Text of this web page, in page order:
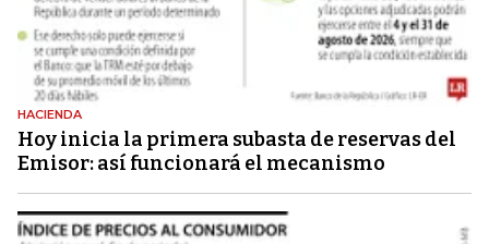
HACIENDA
Hoy inicia la primera subasta de reservas del
Emisor: así funcionará el mecanismo